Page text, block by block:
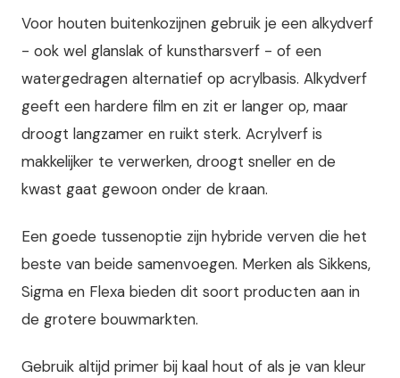
Voor houten buitenkozijnen gebruik je een alkydverf
- ook wel glanslak of kunstharsverf - of een
watergedragen alternatief op acrylbasis. Alkydverf
geeft een hardere film en zit er langer op, maar
droogt langzamer en ruikt sterk. Acrylverf is
makkelijker te verwerken, droogt sneller en de
kwast gaat gewoon onder de kraan.
Een goede tussenoptie zijn hybride verven die het
beste van beide samenvoegen. Merken als Sikkens,
Sigma en Flexa bieden dit soort producten aan in
de grotere bouwmarkten.
Gebruik altijd primer bij kaal hout of als je van kleur